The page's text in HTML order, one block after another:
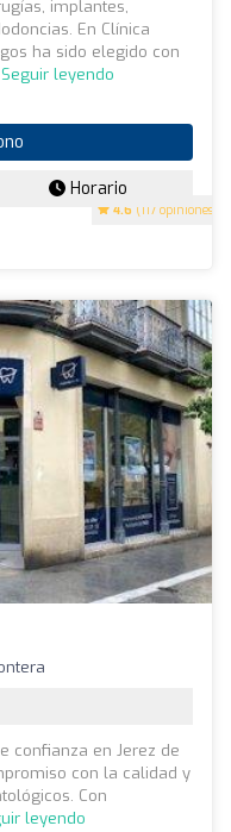
4.6 (117 opiniones)
implantes,
En Clínica
ha sido elegido con
Seguir leyendo
Horario
confianza en Jerez de
con la calidad y
Con
leyendo